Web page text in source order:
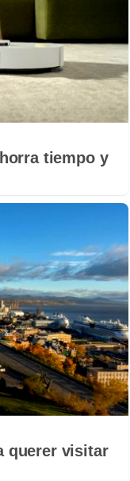
tiempo y
querer visitar